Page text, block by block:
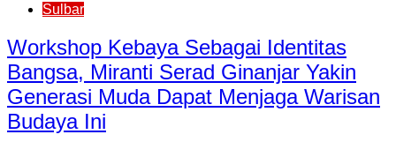
Sulbar
Workshop Kebaya Sebagai Identitas
Bangsa, Miranti Serad Ginanjar Yakin
Generasi Muda Dapat Menjaga Warisan
Budaya Ini